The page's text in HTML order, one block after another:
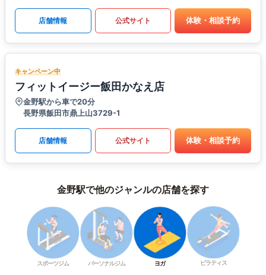
店舗情報 公式サイト 体験・相談予約
キャンペーン中
フィットイージー飯田かなえ店
金野駅から車で20分
長野県飯田市鼎上山3729-1
店舗情報 公式サイト 体験・相談予約
金野駅で他のジャンルの店舗を探す
スポーツジム パーソナルジム ヨガ ピラティス